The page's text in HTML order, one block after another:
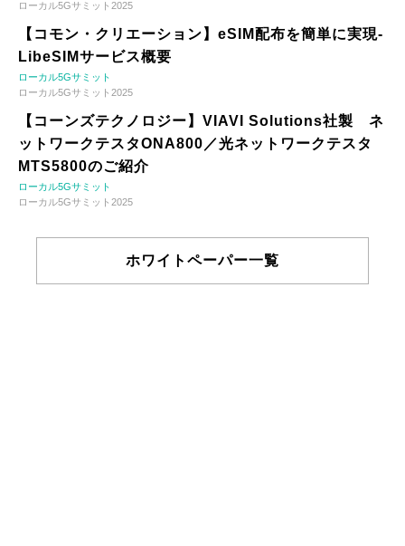
ローカル5Gサミット2025
【コモン・クリエーション】eSIM配布を簡単に実現-
LibeSIMサービス概要
ローカル5Gサミット
ローカル5Gサミット2025
【コーンズテクノロジー】VIAVI Solutions社製 ネ
ットワークテスタONA800／光ネットワークテスタ
MTS5800のご紹介
ローカル5Gサミット
ローカル5Gサミット2025
ホワイトペーパー一覧